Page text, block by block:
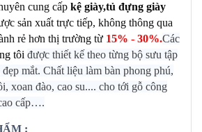
cung cấp kệ giày,tủ đựng giày
sản xuất trực tiếp, không thông qua
rẻ hơn thị trường từ 15% - 30%.Các
tôi được thiết kế theo từng bộ sưu tập
mắt. Chất liệu làm bàn phong phú,
xoan đào, cao su.... cho tới gỗ công
cấp….
: